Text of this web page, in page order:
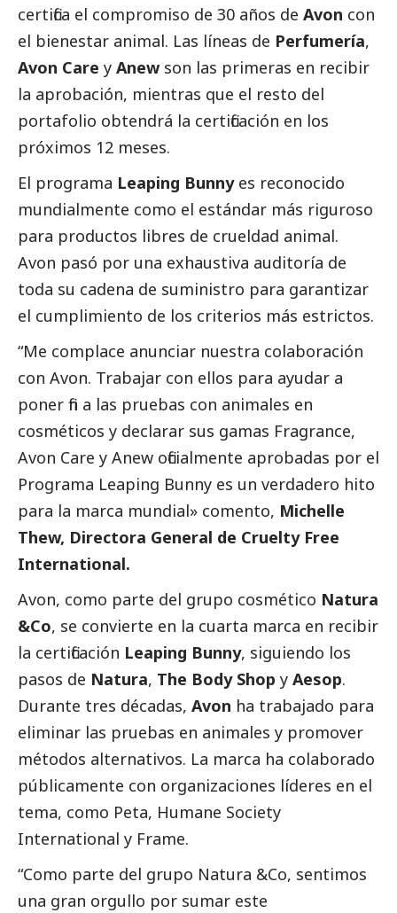
certifica el compromiso de 30 años de Avon con
el bienestar animal. Las líneas de Perfumería,
Avon Care y Anew son las primeras en recibir
la aprobación, mientras que el resto del
portafolio obtendrá la certificación en los
próximos 12 meses.
El programa Leaping Bunnyes reconocido
mundialmente como el estándar más riguroso
para productos libres de crueldad animal.
Avon pasó por una exhaustiva auditoría de
toda su cadena de suministro para garantizar
el cumplimiento de los criterios más estrictos.
“Me complace anunciar nuestra colaboración
con Avon. Trabajar con ellos para ayudar a
poner fin a las pruebas con animales en
cosméticos y declarar sus gamas Fragrance,
Avon Care y Anew oficialmente aprobadas por el
Programa Leaping Bunny es un verdadero hito
para la marca mundial» comento, Michelle
Thew, Directora General de Cruelty Free
International.
Avon, como parte del grupo cosmético Natura
&Co, se convierte en la cuarta marca en recibir
la certificación Leaping Bunny, siguiendo los
pasos de Natura, The Body Shop y Aesop.
Durante tres décadas, Avon ha trabajado para
eliminar las pruebas en animales y promover
métodos alternativos. La marca ha colaborado
públicamente con organizaciones líderes en el
tema, como Peta, Humane Society
International y Frame.
“Como parte del grupo Natura &Co, sentimos
una gran orgullo por sumar este